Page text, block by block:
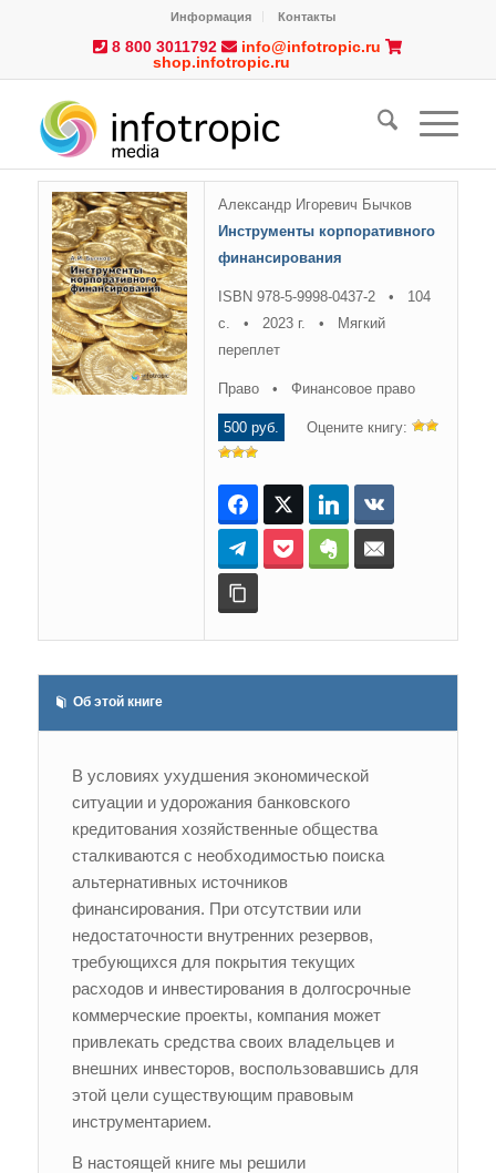
Информация Контакты
8 800 3011792
info@infotropic.ru
shop.infotropic.ru
Александр Игоревич Бычков
Инструменты корпоративного
финансирования
ISBN 978-5-9998-0437-2 • 104
с. • 2023 г. • Мягкий
переплет
Право • Финансовое право
500 руб. Оцените книгу:
FacebookTwitter LinkedIn
TelegramPocket Evernote
Об этой книге
В условиях ухудшения экономической
ситуации и удорожания банковского
кредитования хозяйственные общества
сталкиваются с необходимостью поиска
альтернативных источников
финансирования. При отсутствии или
недостаточности внутренних резервов,
требующихся для покрытия текущих
расходов и инвестирования в долгосрочные
коммерческие проекты, компания может
привлекать средства своих владельцев и
внешних инвесторов, воспользовавшись для
этой цели существующим правовым
инструментарием.
В настоящей книге мы решили